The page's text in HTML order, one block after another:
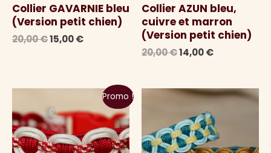
Collier GAVARNIE bleu
(Version petit chien)
20,00€Le
15,00€Le
15,00 €.
Collier AZUN bleu,
cuivre et marron
(Version petit chien)
20,00€Le
était :
20,00 €.
14,00€Le
est :
14,00 €.
Promo !